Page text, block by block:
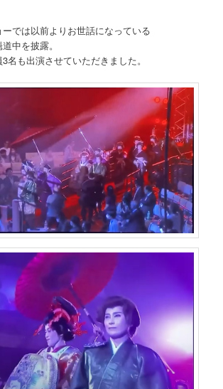
では以前よりお世話になっている
中を披露。
名も出演させていただきました。